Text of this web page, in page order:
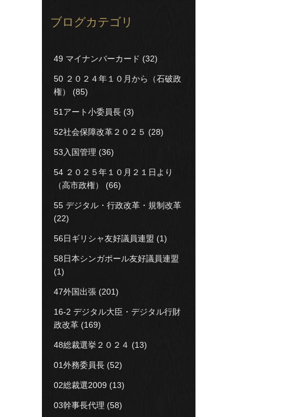
ブログカテゴリ
49 マイナンバーカード (32)
50 ２０２４年１０月から（石破政
権）
(85)
51アート小委員長 (3)
52社会保障改革２０２５ (28)
53入国管理 (36)
54 ２０２５年１０月２１日より
（高市政権）
(66)
55 デジタル・行政改革・規制改革
(22)
56日ギリシャ友好議員連盟 (1)
58日本シンガポール友好議員連盟
(1)
47外国出張 (201)
16-2 デジタル大臣・デジタル行財
政改革 (169)
48総裁選挙２０２４ (13)
01外務委員長 (52)
02総裁選2009 (13)
03幹事長代理 (58)